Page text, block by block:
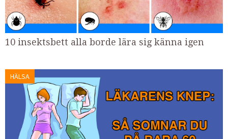
10 insektsbett alla borde lära sig känna igen
HÄLSA